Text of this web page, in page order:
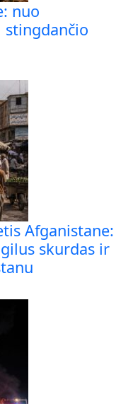
nuo
stingdančio
Afganistane:
skurdas ir